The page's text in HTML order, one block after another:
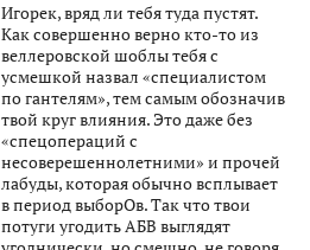
Игорек, вряд ли тебя туда пустят.
Как совершенно верно кто-то из
веллеровской шоблы тебя с
усмешкой назвал «специалистом
по гантелям», тем самым обозначив
твой круг влияния. Это даже без
«спецопераций с
несоверешеннолетними» и прочей
лабуды, которая обычно всплывает
в период выборОв. Так что твои
потуги угодить АБВ выглядят